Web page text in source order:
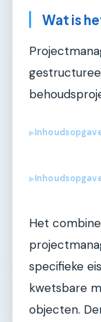
Wat is
▶
▶
Het
specifieke
kwetsbare
objecten.